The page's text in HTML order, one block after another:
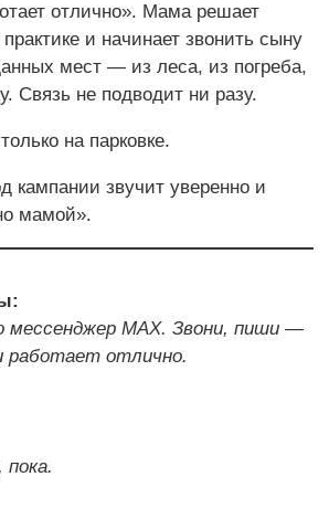
отлично». Мама решает
и начинает звонить сыну
мест — из леса, из погреба,
Связь не подводит ни разу.
на парковке.
кампании звучит уверенно и
мамой».
MAX. Звони, пиши —
работает отлично.